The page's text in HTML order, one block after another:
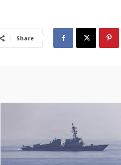
Share